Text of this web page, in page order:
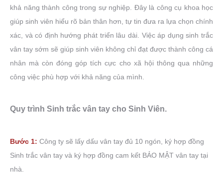
khả năng thành công trong sự nghiệp. Đây là công cụ khoa học
giúp sinh viên hiểu rõ bản thân hơn, tự tin đưa ra lựa chọn chính
xác, và có định hướng phát triển lâu dài. Việc áp dụng sinh trắc
vân tay sớm sẽ giúp sinh viên không chỉ đạt được thành công cá
nhân mà còn đóng góp tích cực cho xã hội thông qua những
công việc phù hợp với khả năng của mình.
Quy trình Sinh trắc vân tay cho Sinh Viên.
Bước 1: Công ty sẽ lấy dấu vân tay đủ 10 ngón, ký hợp đồng
Sinh trắc vân tay và ký hợp đồng cam kết BẢO MẬT vân tay tại
nhà.